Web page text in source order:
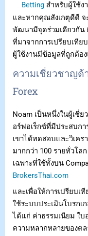
Betting สำหรับผู้ใช้ง
และหากคุณสังเกตุดีดี
พัฒนามีจุดร่วมเดียวกัน
ที่มาจากการเปรียบเทีย
ผู้ใช้งานมีข้อมูลที่ถูกต้อ
ความเชี่ยวชาญด้
Forex
Noam เป็นหนึ่งในผู้เชี่
อร์ฟอเร็กซ์ที่มีประสบก
เขาได้ทดสอบและวิเคร
มากกว่า 100 รายทั่วโล
เฉพาะที่ใช้ทั้งบน
BrokersThai.com
และเพื่อให้การเปรียบเ
ใช้ระบบประเมินโบรก
ได้แก่ ค่าธรรมเนียม ใ
ความหลากหลายของต